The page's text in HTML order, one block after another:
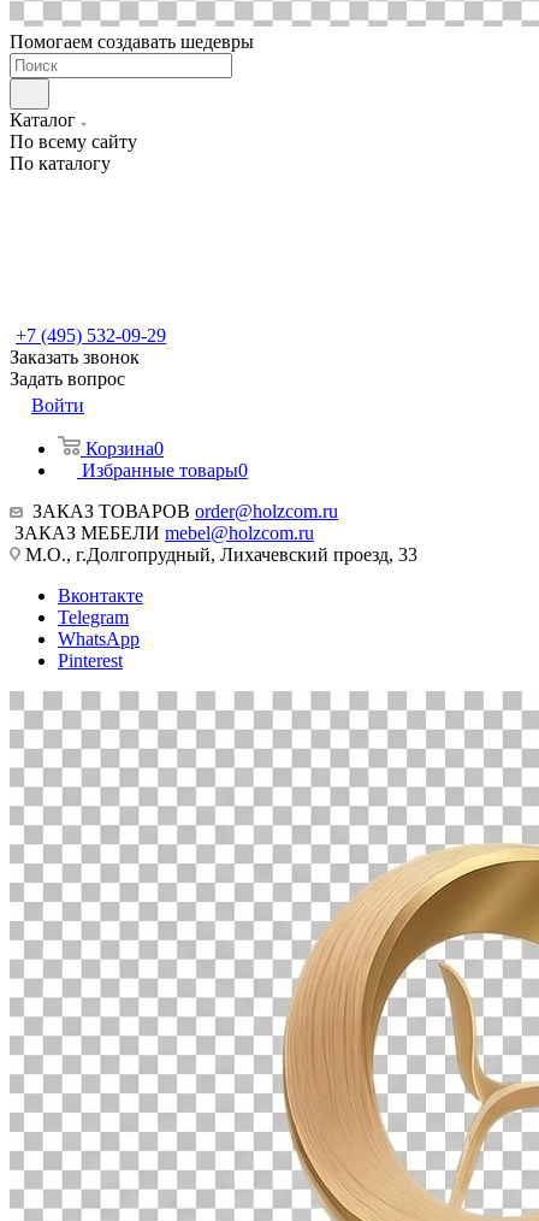
Помогаем создавать шедевры
Каталог
По всему сайту
По каталогу
+7 (495) 532-09-29
Заказать звонок
Задать вопрос
Войти
Корзина0
Избранные товары0
ЗАКАЗ ТОВАРОВ order@holzcom.ru
ЗАКАЗ МЕБЕЛИ mebel@holzcom.ru
М.О., г.Долгопрудный, Лихачевский проезд, 33
Вконтакте
Telegram
WhatsApp
Pinterest